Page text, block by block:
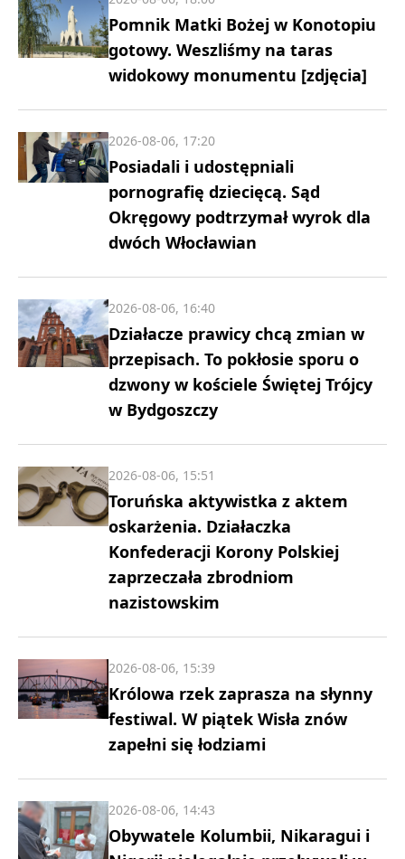
Pomnik Matki Bożej w Konotopiu
gotowy. Weszliśmy na taras
widokowy monumentu [zdjęcia]
Posiadali i udostępniali
pornografię dziecięcą. Sąd
Okręgowy podtrzymał wyrok dla
dwóch Włocławian
2026-08-06, 17:20
Działacze prawicy chcą zmian w
przepisach. To pokłosie sporu o
dzwony w kościele Świętej Trójcy
w Bydgoszczy
2026-08-06, 16:40
Toruńska aktywistka z aktem
oskarżenia. Działaczka
Konfederacji Korony Polskiej
zaprzeczała zbrodniom
nazistowskim
2026-08-06, 15:51
Królowa rzek zaprasza na słynny
festiwal. W piątek Wisła znów
zapełni się łodziami
2026-08-06, 15:39
Obywatele Kolumbii, Nikaragui i
2026-08-06, 14:43